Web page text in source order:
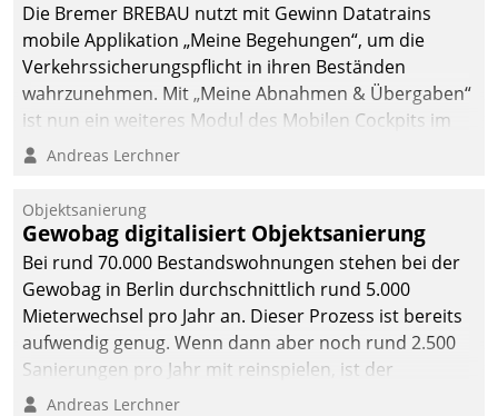
Die Bremer BREBAU nutzt mit Gewinn Datatrains
mobile Applikation „Meine Begehungen“, um die
Verkehrssicherungspflicht in ihren Beständen
wahrzunehmen. Mit „Meine Abnahmen & Übergaben“
ist nun ein weiteres Modul des Mobilen Cockpits im
Einsatz.
Andreas Lerchner
Objektsanierung
Gewobag digitalisiert Objektsanierung
Bei rund 70.000 Bestandswohnungen stehen bei der
Gewobag in Berlin durchschnittlich rund 5.000
Mieterwechsel pro Jahr an. Dieser Prozess ist bereits
aufwendig genug. Wenn dann aber noch rund 2.500
Sanierungen pro Jahr mit reinspielen, ist der
Betreuungs- und Organisationsaufwand immens. Im
Andreas Lerchner